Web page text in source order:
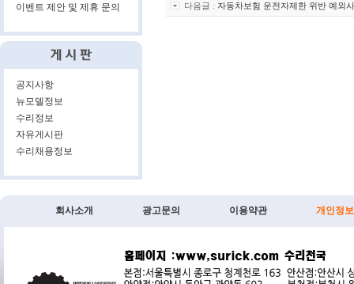
이벤트 제안 및 제휴 문의
공지사항
뉴모델정보
수리정보
자유게시판
수리채용정보
다음글 : 자동차보험 운전자제한 위반 예외
회사소개 광고문의 이용약관 개인정